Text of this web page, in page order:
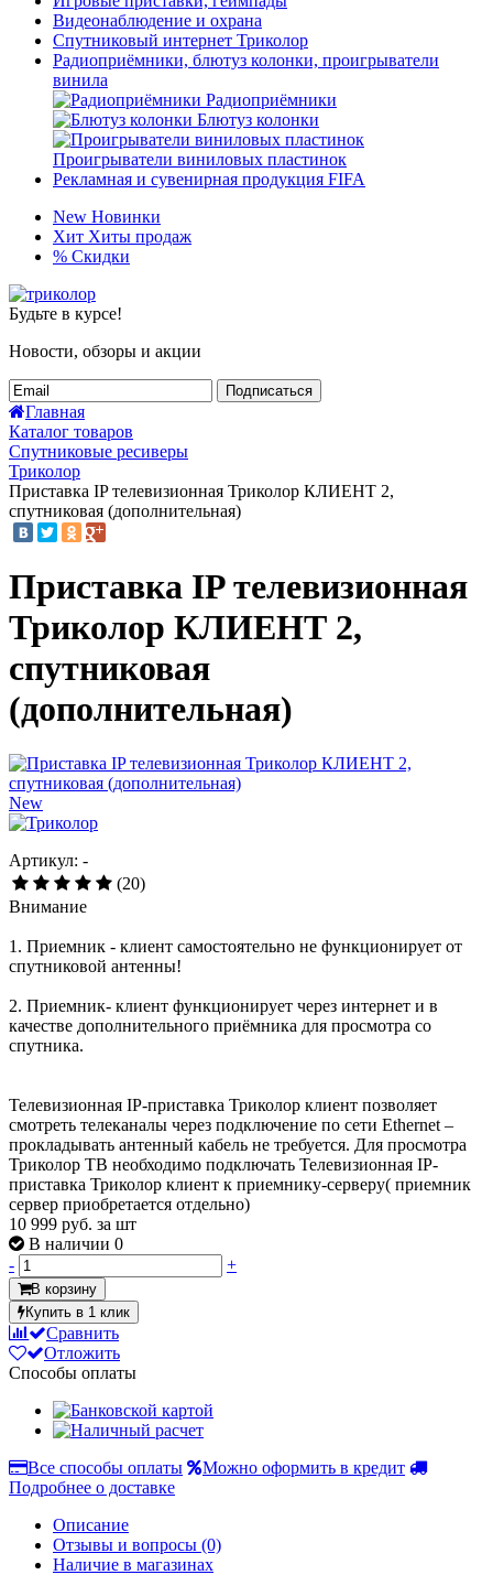
Видеонаблюдение и охрана
Спутниковый интернет Триколор
Радиоприёмники, блютуз колонки, проигрыватели
винила
Радиоприёмники
Блютуз колонки
Проигрыватели виниловых пластинок
Рекламная и сувенирная продукция FIFA
New Новинки
Хит Хиты продаж
% Скидки
Будьте в курсе!
Новости, обзоры и акции
Подписаться
Главная
Каталог товаров
Спутниковые ресиверы
Триколор
Приставка IP телевизионная Триколор КЛИЕНТ 2,
спутниковая (дополнительная)
Приставка IP телевизионная
Триколор КЛИЕНТ 2,
спутниковая
(дополнительная)
New
Артикул: -
(20)
Внимание
1. Приемник - клиент самостоятельно не функционирует от
спутниковой антенны!
2. Приемник- клиент функционирует через интернет и в
качестве дополнительного приёмника для просмотра со
спутника.
Телевизионная IP-приставка Триколор клиент позволяет
смотреть телеканалы через подключение по сети Ethernet –
прокладывать антенный кабель не требуется. Для просмотра
Триколор ТВ необходимо подключать Телевизионная IP-
приставка Триколор клиент к приемнику-серверу( приемник
сервер приобретается отдельно)
10 999 руб. за шт
В наличии 0
-
+
В корзину
Купить в 1 клик
Сравнить
Отложить
Способы оплаты
Все способы оплаты
Можно оформить в кредит
Подробнее о доставке
Описание
Отзывы и вопросы (0)
Наличие в магазинах